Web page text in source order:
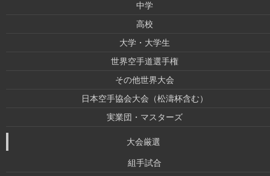
中学
高校
大学・大学生
世界空手道選手権
その他世界大会
日本空手協会大会（松濤杯含む）
実業団・マスターズ
大会厳選
組手試合